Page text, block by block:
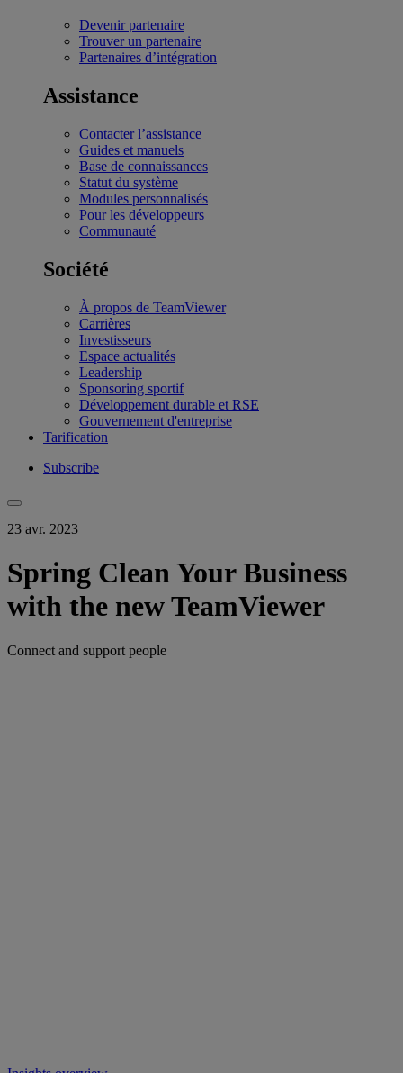
Devenir partenaire
Trouver un partenaire
Partenaires d’intégration
Assistance
Contacter l’assistance
Guides et manuels
Base de connaissances
Statut du système
Modules personnalisés
Pour les développeurs
Communauté
Société
À propos de TeamViewer
Carrières
Investisseurs
Espace actualités
Leadership
Sponsoring sportif
Développement durable et RSE
Gouvernement d'entreprise
Tarification
Subscribe
23 avr. 2023
Spring Clean Your Business
with the new TeamViewer
Connect and support people